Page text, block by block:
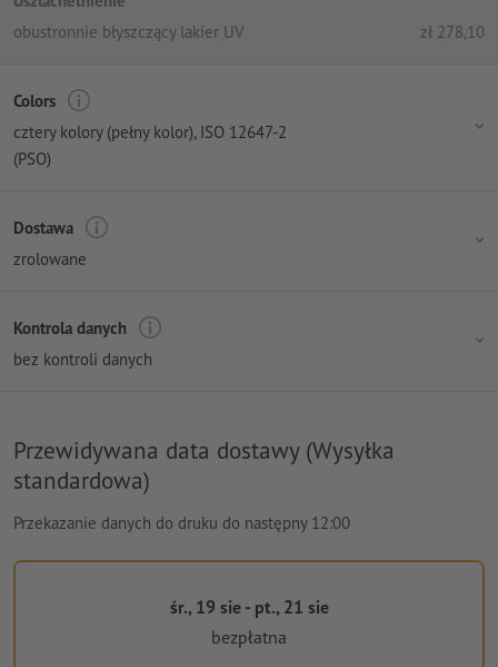
obustronnie błyszczący lakier UV
zł 278,10
Colors
cztery kolory (pełny kolor), ISO 12647-2
(PSO)
Dostawa
zrolowane
Kontrola danych
bez kontroli danych
Przewidywana data dostawy (Wysyłka
standardowa)
Przekazanie danych do druku do następny 12:00
śr., 19 sie - pt., 21 sie
bezpłatna